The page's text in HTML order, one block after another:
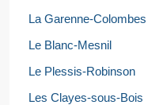
La Garenne-Colombes
Le Blanc-Mesnil
Le Plessis-Robinson
Les Clayes-sous-Bois